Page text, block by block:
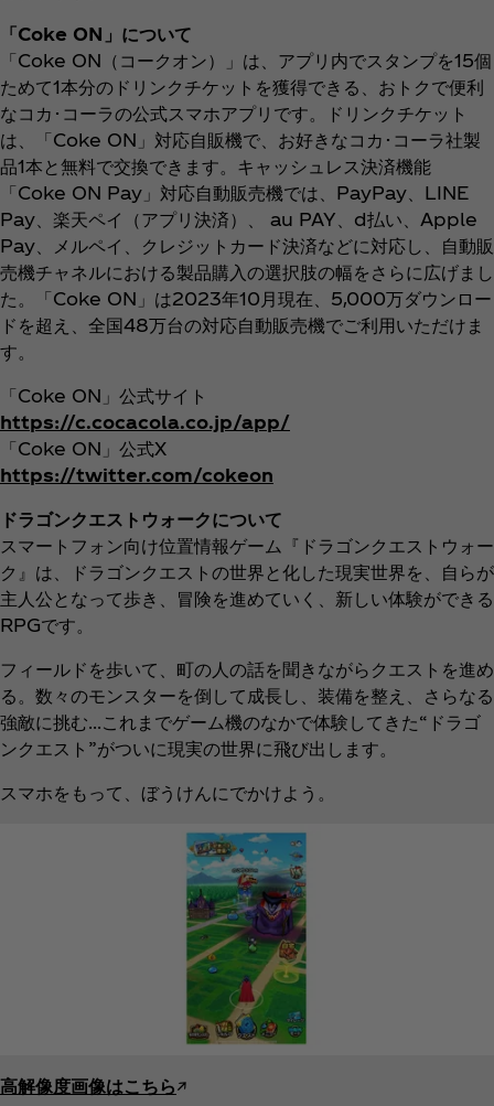
「Coke ON」について
「Coke ON（コークオン）」は、アプリ内でスタンプを15個
ためて1本分のドリンクチケットを獲得できる、おトクで便利
なコカ･コーラの公式スマホアプリです。ドリンクチケット
は、「Coke ON」対応自販機で、お好きなコカ･コーラ社製
品1本と無料で交換できます。キャッシュレス決済機能
「Coke ON Pay」対応自動販売機では、PayPay、LINE
Pay、楽天ペイ（アプリ決済）、 au PAY、d払い、Apple
Pay、メルペイ、クレジットカード決済などに対応し、自動販
売機チャネルにおける製品購入の選択肢の幅をさらに広げまし
た。「Coke ON」は2023年10月現在、5,000万ダウンロー
ドを超え、全国48万台の対応自動販売機でご利用いただけま
す。
「Coke ON」公式サイト
https://c.cocacola.co.jp/app/
「Coke ON」公式X
https://twitter.com/cokeon
ドラゴンクエストウォークについて
スマートフォン向け位置情報ゲーム『ドラゴンクエストウォー
ク』は、ドラゴンクエストの世界と化した現実世界を、自らが
主人公となって歩き、冒険を進めていく、新しい体験ができる
RPGです。
フィールドを歩いて、町の人の話を聞きながらクエストを進め
る。数々のモンスターを倒して成長し、装備を整え、さらなる
強敵に挑む…これまでゲーム機のなかで体験してきた“ドラゴ
ンクエスト”がついに現実の世界に飛び出します。
スマホをもって、ぼうけんにでかけよう。
高解像度画像はこちら↗︎